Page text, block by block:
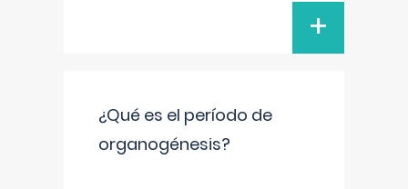
+
¿Qué es el período de
organogénesis?